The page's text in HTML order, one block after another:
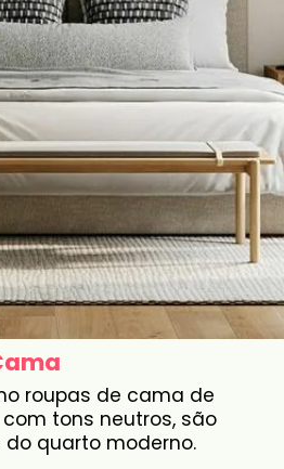
roupas de cama de
tons neutros, são
quarto moderno.